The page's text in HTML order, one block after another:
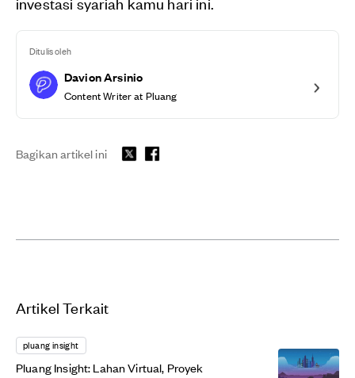
Ditulis oleh
Davion Arsinio
Content Writer at Pluang
Bagikan artikel ini
Artikel Terkait
pluang insight
Pluang Insight: Lahan Virtual, Proyek